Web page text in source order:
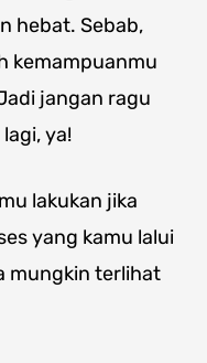
hebat. Sebab,
kemampuanmu
jangan ragu
ya!
lakukan jika
yang kamu lalui
mungkin terlihat